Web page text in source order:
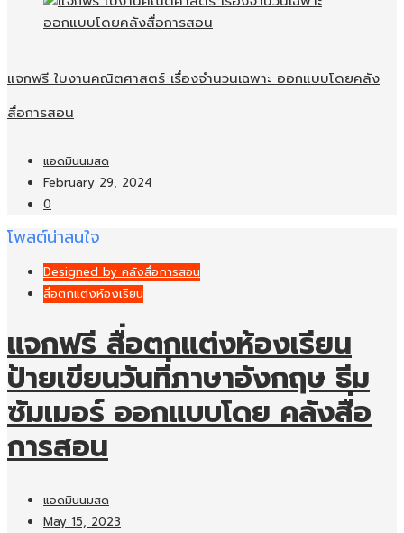
แจกฟรี ใบงานคณิตศาสตร์ เรื่องจำนวนเฉพาะ ออกแบบโดยคลัง
สื่อการสอน
แอดมินนมสด
February 29, 2024
0
โพสต์น่าสนใจ
Designed by คลังสื่อการสอน
สื่อตกแต่งห้องเรียน
แจกฟรี สื่อตกแต่งห้องเรียน
ป้ายเขียนวันที่ภาษาอังกฤษ ธีม
ซัมเมอร์ ออกแบบโดย คลังสื่อ
การสอน
แอดมินนมสด
May 15, 2023